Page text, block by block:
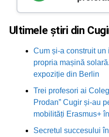
Ultimele știri din
Cum și-a construit
propria mașină
expoziție din Berlin
Trei profesori ai
Prodan” Cugir și-au
mobilități Erasmus+
Secretul succesului